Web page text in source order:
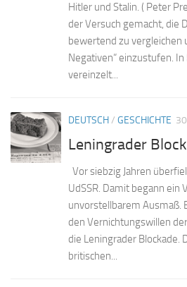
Hitler und Stalin. ( Peter
der Versuch gemacht, die
bewertend zu vergleichen
Negativen“ einzustufen.
vereinzelt...
DEUTSCH/ GESCHICHTE
Leningrader
Vor siebzig Jahren
UdSSR. Damit begann ein
unvorstellbarem Ausmaß.
den Vernichtungswillen
die Leningrader Blockade.
britischen...